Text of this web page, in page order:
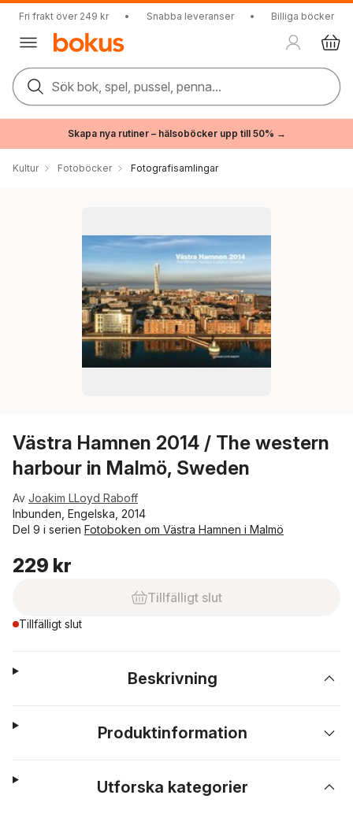
Fri frakt över 249 kr • Snabba leveranser • Billiga böcker
Sök bok, spel, pussel, penna...
Skapa nya rutiner – hälsoböcker upp till 50% →
Kultur Fotoböcker Fotografisamlingar
Västra Hamnen 2014 / The western
harbour in Malmö, Sweden
Av Joakim LLoyd Raboff
Inbunden, Engelska, 2014
Del 9 i serien Fotoboken om Västra Hamnen i Malmö
229 kr
Tillfälligt slut
Tillfälligt slut
Beskrivning
Produktinformation
Utforska kategorier